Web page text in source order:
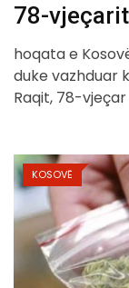
78-
hoqata e
duke vazhduar
Raqit, 78-
KOSOVË